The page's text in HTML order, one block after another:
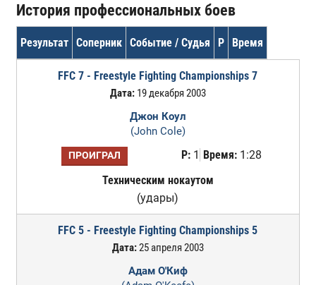
История профессиональных боев
Результат Соперник Событие / Судья Р Время
FFC 7 - Freestyle Fighting Championships 7
Дата:19 декабря 2003
Джон Коул
(John Cole)
ПРОИГРАЛ Р:1 Время:1:28
Техническим нокаутом
(удары)
FFC 5 - Freestyle Fighting Championships 5
Дата:25 апреля 2003
Адам О'Киф